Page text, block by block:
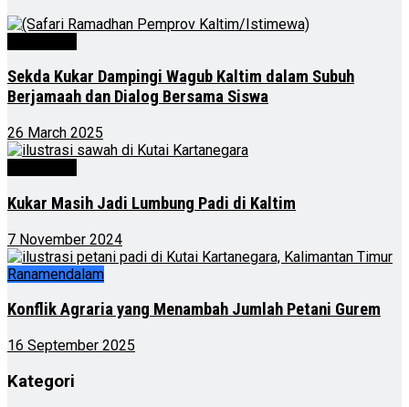
Sekda Kukar Dampingi Wagub Kaltim dalam Subuh
Berjamaah dan Dialog Bersama Siswa
26 March 2025
Kukar Masih Jadi Lumbung Padi di Kaltim
7 November 2024
Ranamendalam
Konflik Agraria yang Menambah Jumlah Petani Gurem
16 September 2025
Kategori